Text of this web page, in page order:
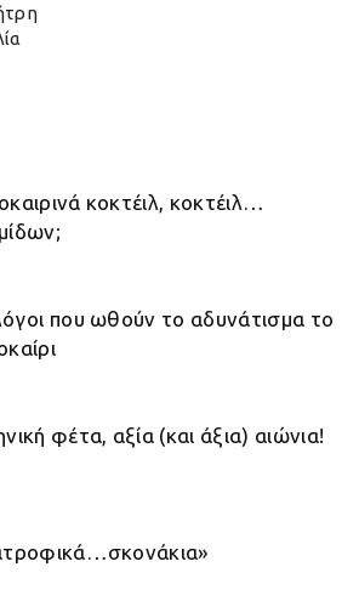
κοκτέιλ, κοκτέιλ…
που ωθούν το αδυνάτισμα το
φέτα, αξία (και άξια) αιώνια!